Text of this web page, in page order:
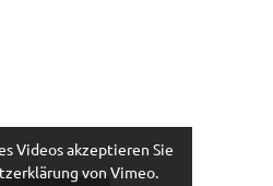
Videos akzeptieren Sie
von Vimeo.